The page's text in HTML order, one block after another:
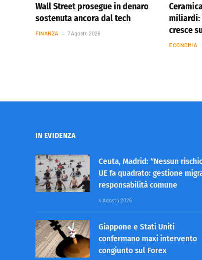
Wall Street prosegue in denaro
sostenuta ancora dal tech
FINANZA 7 Agosto 2026
miliardi:
cresce
ECONOMIA
IN EVIDENZA
Ceuta, Madrid: “Nessun
UE fa quadrato: gestione
responsabilità comune
4 Agosto 2026
Giappone e Stati Uniti
confermano maxi intervento
congiunto sul Forex